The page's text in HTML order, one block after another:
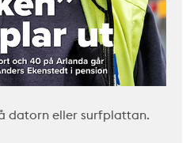
datorn eller surfplattan.